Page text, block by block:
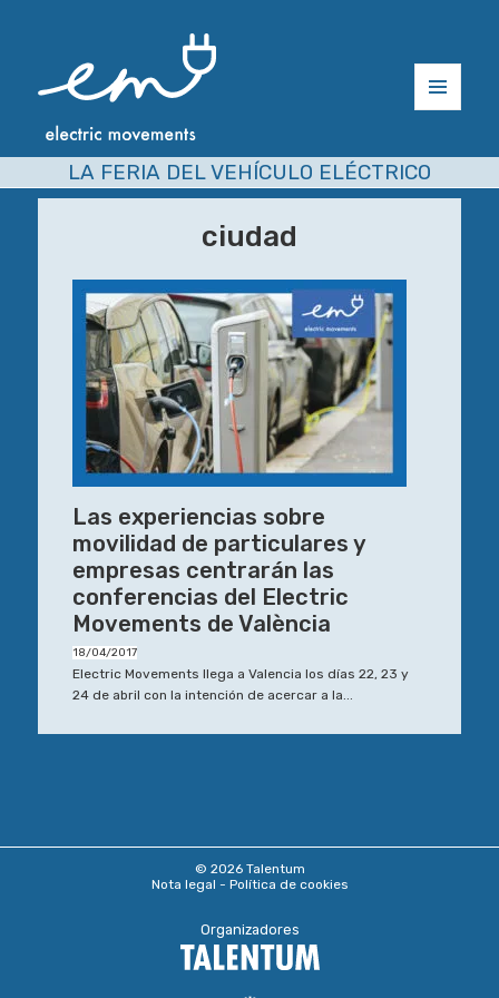
WIDGETS
LA FERIA DEL VEHÍCULO ELÉCTRICO
ciudad
Las experiencias sobre
movilidad de particulares y
empresas centrarán las
conferencias del Electric
Movements de València
18/04/2017
Electric Movements llega a Valencia los días 22, 23 y
24 de abril con la intención de acercar a la...
© 2026 Talentum
Nota legal
Política de cookies
Organizadores